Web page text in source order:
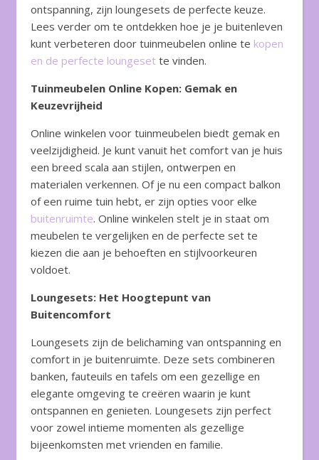
ontspanning, zijn loungesets de perfecte keuze.
Lees verder om te ontdekken hoe je je buitenleven
kunt verbeteren door tuinmeubelen online te kopen
en de perfecte loungeset te vinden.
Tuinmeubelen Online Kopen: Gemak en
Keuzevrijheid
Online winkelen voor tuinmeubelen biedt gemak en
veelzijdigheid. Je kunt vanuit het comfort van je huis
een breed scala aan stijlen, ontwerpen en
materialen verkennen. Of je nu een compact balkon
of een ruime tuin hebt, er zijn opties voor elke
buitenruimte. Online winkelen stelt je in staat om
meubelen te vergelijken en de perfecte set te
kiezen die aan je behoeften en stijlvoorkeuren
voldoet.
Loungesets: Het Hoogtepunt van
Buitencomfort
Loungesets zijn de belichaming van ontspanning en
comfort in je buitenruimte. Deze sets combineren
banken, fauteuils en tafels om een gezellige en
elegante omgeving te creëren waarin je kunt
ontspannen en genieten. Loungesets zijn perfect
voor zowel intieme momenten als gezellige
bijeenkomsten met vrienden en familie.